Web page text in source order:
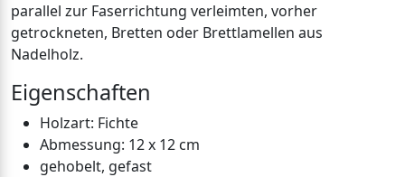
parallel zur Faserrichtung verleimten, vorher
getrockneten, Bretten oder Brettlamellen aus
Nadelholz.
Eigenschaften
Holzart: Fichte
Abmessung: 12 x 12 cm
gehobelt, gefast